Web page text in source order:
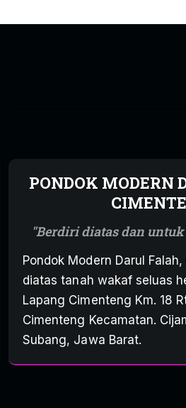
PONDOK MODERN
Berdiri diatas dan untuk
Pondok Modern Darul
diatas tanah wakaf seluas
Lapang Cimenteng Km. 18
Cimenteng Kecamatan.
Subang, Jawa Barat.